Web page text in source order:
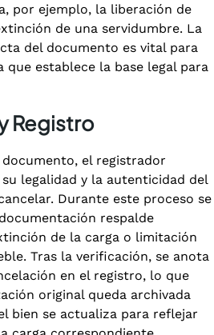
por ejemplo, la liberación de
de una servidumbre. La
del documento es vital para
que establece la base legal para
Registro
el registrador
legalidad y la autenticidad del
Durante este proceso se
respalde
de la carga o limitación
Tras la verificación, se anota
en el registro, lo que
original queda archivada
bien se actualiza para reflejar